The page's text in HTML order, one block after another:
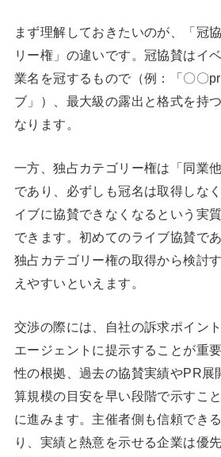
まず理解しておきたいのが、「冠
リー権」の違いです。冠協賛はイ
業名を冠するもので（例：「〇〇
ブ」）、最大級の露出と格式を持
なります。
一方、独占カテゴリー権は「同業
であり、必ずしも冠名は取得しな
イブに協賛できなくなるという実
できます。初めてのライブ協賛で
独占カテゴリー権の取得から検討
えやすいといえます。
交渉の際には、自社の訴求ポイン
エージェントに提示することが重
性の根拠、過去の協賛実績やPR展
算規模の目安を早い段階で示すこ
に進みます。主催者側も信頼でき
り、実績と熱意を示せる企業は優